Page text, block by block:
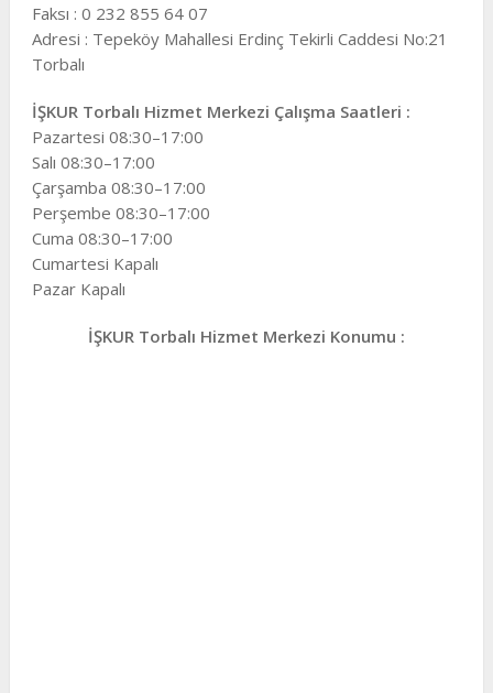
Faksı : 0 232 855 64 07
Adresi : Tepeköy Mahallesi Erdinç Tekirli Caddesi No:21
Torbalı
İŞKUR Torbalı Hizmet Merkezi Çalışma Saatleri :
Pazartesi 08:30–17:00
Salı 08:30–17:00
Çarşamba 08:30–17:00
Perşembe 08:30–17:00
Cuma 08:30–17:00
Cumartesi Kapalı
Pazar Kapalı
İŞKUR Torbalı Hizmet Merkezi Konumu :